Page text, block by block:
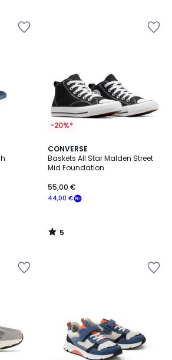
-20%*
CONVERSE
Baskets All Star Malden Street
Mid Foundation
44,00 €
55,00 €
5
/
5
5
/